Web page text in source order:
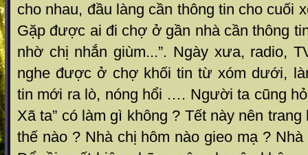
cho nhau, đầu làng cần thông tin cho cuối
Gặp được ai đi chợ ở gần nhà cần thông
nhờ chị nhắn giùm...”. Ngày xưa, radio,
nghe được ở chợ khối tin từ xóm dưới,
tin mới ra lò, nóng hổi …. Người ta cũng
Xã ta” có làm gì không ? Tết này nên
thế nào ? Nhà chị hôm nào gieo mạ ?